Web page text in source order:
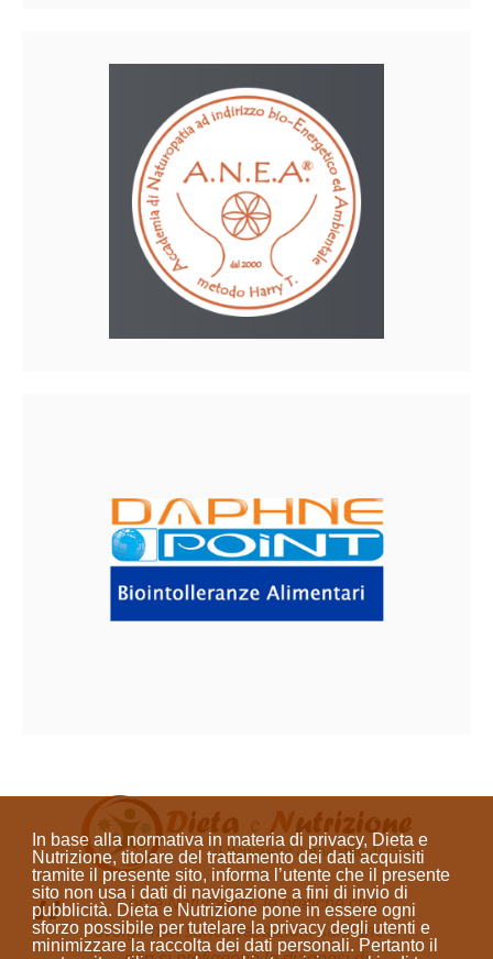
In base alla normativa in materia di privacy, Dieta e
Nutrizione, titolare del trattamento dei dati acquisiti
tramite il presente sito, informa l’utente che il presente
sito non usa i dati di navigazione a fini di invio di
pubblicità. Dieta e Nutrizione pone in essere ogni
sforzo possibile per tutelare la privacy degli utenti e
minimizzare la raccolta dei dati personali. Pertanto il
Come Naturopata, le pratiche che
svolgo non sono prestazioni sanitarie e